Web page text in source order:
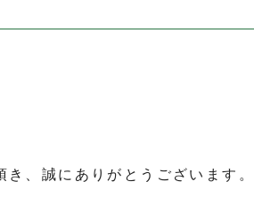
、誠にありがとうございます。